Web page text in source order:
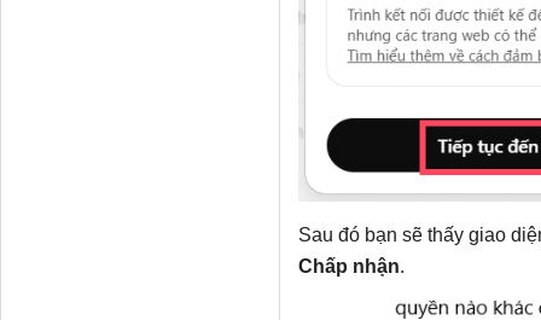
Sau đó bạn sẽ thấy giao
Chấp nhận.